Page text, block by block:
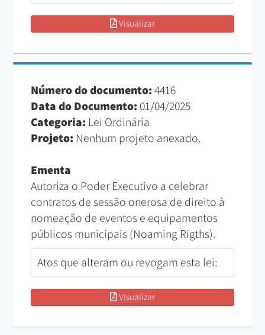
Visualizar
Número do documento:4416
Data do Documento: 01/04/2025
Categoria: Lei Ordinária
Projeto: Nenhum projeto anexado.
Ementa
Autoriza o Poder Executivo a celebrar
contratos de sessão onerosa de direito à
nomeação de eventos e equipamentos
públicos municipais (Noaming Rigths).
Atos que alteram ou revogam esta lei:
Visualizar